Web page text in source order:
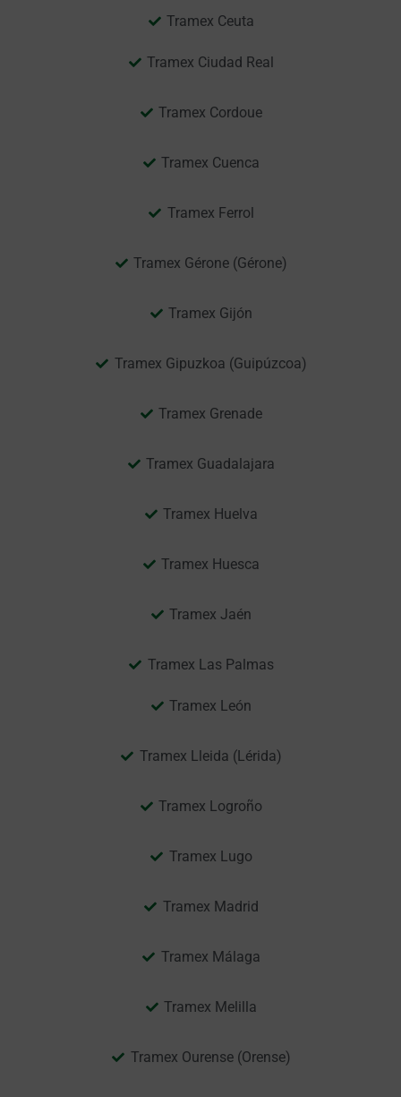
Tramex Ceuta
Tramex Ciudad Real
Tramex Cordoue
Tramex Cuenca
Tramex Ferrol
Tramex Gérone (Gérone)
Tramex Gijón
Tramex Gipuzkoa (Guipúzcoa)
Tramex Grenade
Tramex Guadalajara
Tramex Huelva
Tramex Huesca
Tramex Jaén
Tramex Las Palmas
Tramex León
Tramex Lleida (Lérida)
Tramex Logroño
Tramex Lugo
Tramex Madrid
Tramex Málaga
Tramex Melilla
Tramex Ourense (Orense)